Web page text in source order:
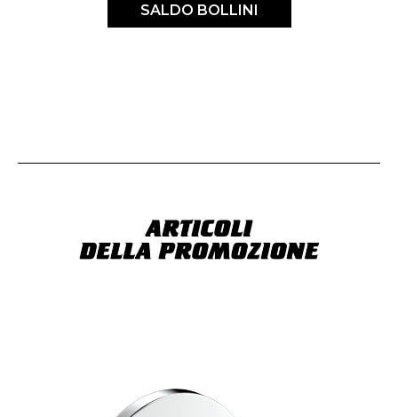
SALDO BOLLINI